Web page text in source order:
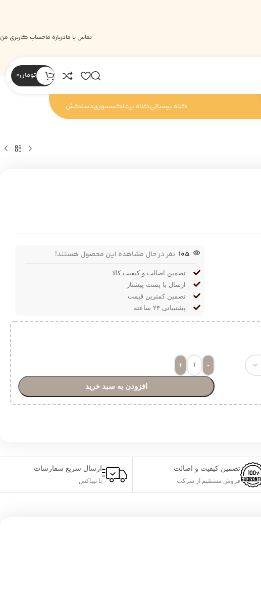
تماس با مادرباره ماحساب کاربری من
تومان0
کلاه بیسبالیکلاه برتاکسسوریدستکش
105 نفر در حال مشاهده این محصول هستند!
تضمین اصالت و کیفیت کالا
ارسال با پست پیشتاز
تضمین کمترین قیمت
پشتیبانی ۲۴ ساعته
-
+
افزودن به سبد خرید
تضمین کیفیت و اصالت
فروش مستقیم از شرکت
ارسال سریع سفارشات
با تیپاکس